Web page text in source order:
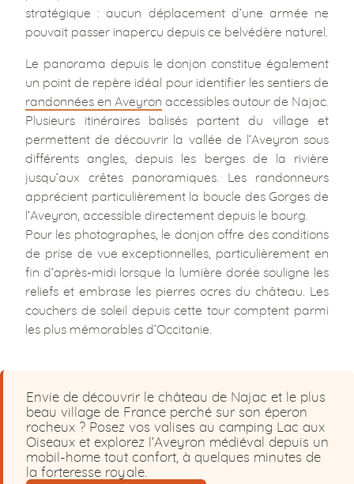
stratégique : aucun déplacement d’une armée ne
pouvait passer inaperçu depuis ce belvédère naturel.
Le panorama depuis le donjon constitue également
un point de repère idéal pour identifier les sentiers de
randonnées en Aveyron accessibles autour de Najac.
Plusieurs itinéraires balisés partent du village et
permettent de découvrir la vallée de l’Aveyron sous
différents angles, depuis les berges de la rivière
jusqu’aux crêtes panoramiques. Les randonneurs
apprécient particulièrement la boucle des Gorges de
l’Aveyron, accessible directement depuis le bourg.
Pour les photographes, le donjon offre des conditions
de prise de vue exceptionnelles, particulièrement en
fin d’après-midi lorsque la lumière dorée souligne les
reliefs et embrase les pierres ocres du château. Les
couchers de soleil depuis cette tour comptent parmi
les plus mémorables d’Occitanie.
Envie de découvrir le château de Najac et le plus
beau village de France perché sur son éperon
rocheux ? Posez vos valises au camping Lac aux
Oiseaux et explorez l’Aveyron médiéval depuis un
mobil-home tout confort, à quelques minutes de
la forteresse royale.